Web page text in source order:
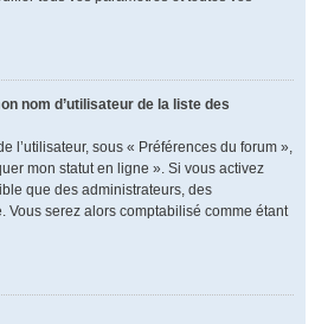
nom d’utilisateur de la liste des
l’utilisateur, sous « Préférences du forum »,
mon statut en ligne ». Si vous activez
que des administrateurs, des
Vous serez alors comptabilisé comme étant